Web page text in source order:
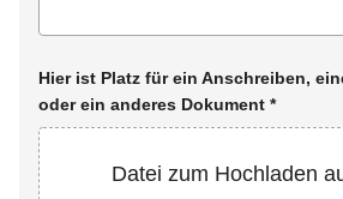
Hier ist Platz für ein Anschreiben,
oder ein anderes Dokument *
Datei zum Hochladen